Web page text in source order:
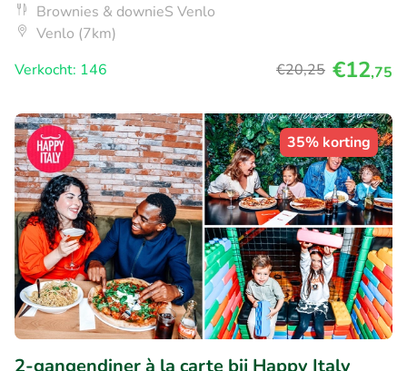
Brownies & downieS Venlo
Venlo (7km)
Verkocht: 146
€20,25 €12,75
35% korting